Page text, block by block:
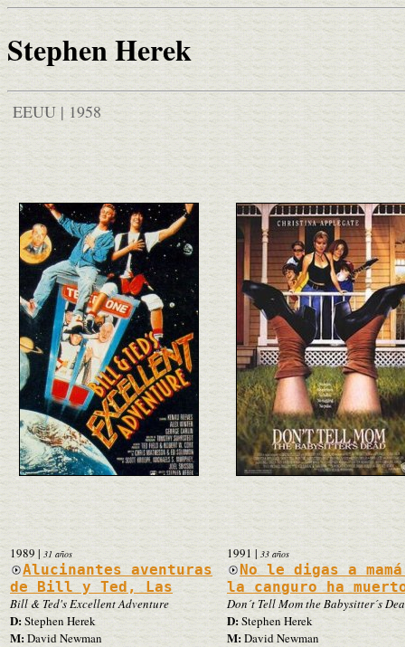
Stephen Herek
EEUU | 1958
1989 | 31 años
Alucinantes aventuras
de Bill y Ted, Las
Bill & Ted's Excellent Adventure
D:Stephen Herek
M:David Newman
1991 |33 años
No le digas a
la canguro ha
Don´t Tell Mom the Babysitter´s
D: Stephen Herek
M:David Newman